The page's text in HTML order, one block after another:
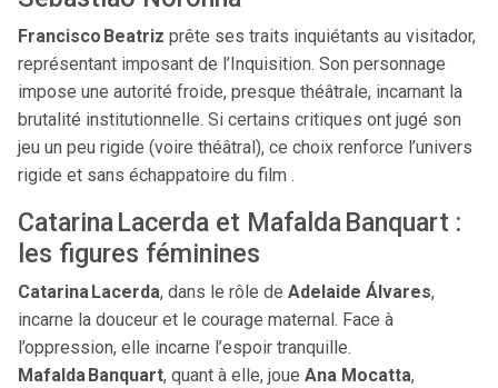
Francisco Beatriz prête ses traits inquiétants au visitador,
représentant imposant de l’Inquisition. Son personnage
impose une autorité froide, presque théâtrale, incarnant la
brutalité institutionnelle. Si certains critiques ont jugé son
jeu un peu rigide (voire théâtral), ce choix renforce l’univers
rigide et sans échappatoire du film .
Catarina Lacerda et Mafalda Banquart :
les figures féminines
Catarina Lacerda, dans le rôle de Adelaide Álvares,
incarne la douceur et le courage maternal. Face à
l’oppression, elle incarne l’espoir tranquille.
Mafalda Banquart, quant à elle, joue Ana Mocatta,